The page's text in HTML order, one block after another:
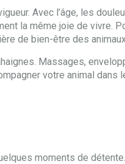
Avec l’âge, les
la même joie de vivre.
de bien-être des
Massages,
votre animal dans
moments de